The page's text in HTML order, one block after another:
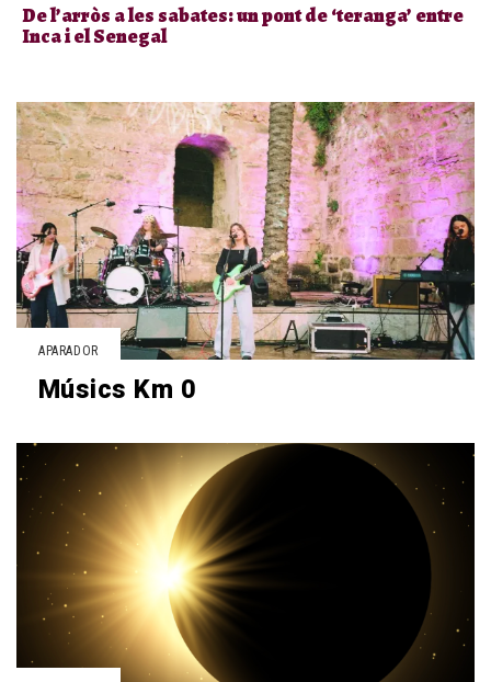
De l’arròs a les sabates: un pont de ‘teranga’ entre
Inca i el Senegal
APARADOR
Músics Km 0